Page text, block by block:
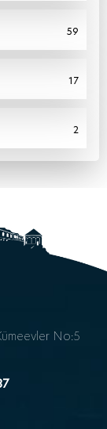
59
17
2
No:5